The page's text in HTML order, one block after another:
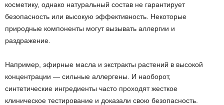
косметику, однако натуральный состав не гарантирует
безопасность или высокую эффективность. Некоторые
природные компоненты могут вызывать аллергии и
раздражение.
Например, эфирные масла и экстракты растений в высокой
концентрации — сильные аллергены. И наоборот,
синтетические ингредиенты часто проходят жесткое
клиническое тестирование и доказали свою безопасность.